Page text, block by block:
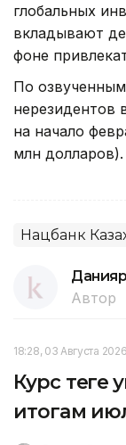
глобальных
вкладывают
фоне
По
нерезидентов
на начало
млн долларов).
Нацбанк
Автор
18:28, 03 Августа 2026
Курс теңге
итогам